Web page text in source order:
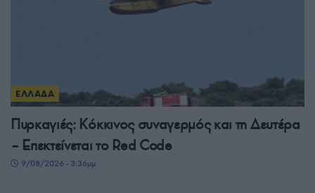
ΕΛΛΑΔΑ
Πυρκαγιές: Κόκκινος συναγερμός και τη Δευτέρα
– Επεκτείνεται το Red Code
9/08/2026 - 3:36μμ